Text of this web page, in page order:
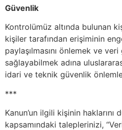
Güvenlik
Kontrolümüz altında bulunan
kişiler tarafından erişiminin
paylaşılmasını önlemek ve
sağlayabilmek adına
idari ve teknik güvenlik
***
Kanun’un ilgili kişinin haklarını
kapsamındaki taleplerinizi,